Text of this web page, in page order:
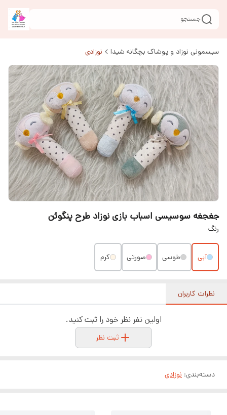
جستجو
سیسمونی نوزاد و پوشاک بچگانه شیدا نوزادی
جغجغه سوسیسی اسباب بازی نوزاد طرح پنگوئن
رنگ
آبی طوسی صورتی کرم
نظرات کاربران
اولین نفر نظر خود را ثبت کنید.
ثبت نظر
دسته‌بندی: نوزادی